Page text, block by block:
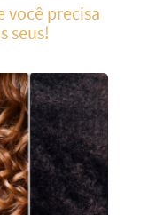
você precisa
seus!